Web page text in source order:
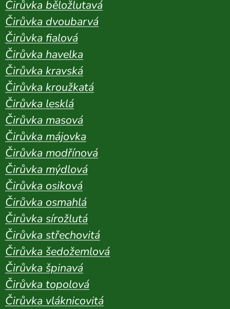
Čirůvka běložlutavá
Čirůvka dvoubarvá
Čirůvka fialová
Čirůvka havelka
Čirůvka kravská
Čirůvka kroužkatá
Čirůvka lesklá
Čirůvka masová
Čirůvka májovka
Čirůvka modřínová
Čirůvka mýdlová
Čirůvka osiková
Čirůvka osmahlá
Čirůvka sírožlutá
Čirůvka střechovitá
Čirůvka šedožemlová
Čirůvka špinavá
Čirůvka topolová
Čirůvka vláknicovitá